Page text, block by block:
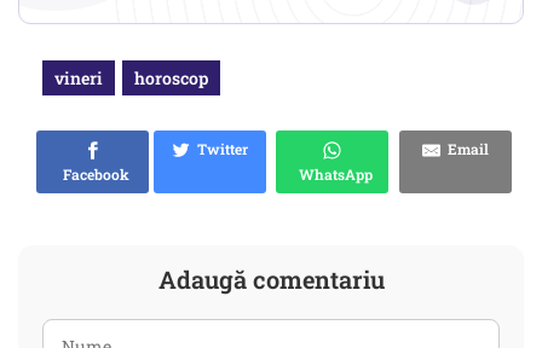
vineri horoscop
Facebook
Twitter
WhatsApp
Email
Adaugă comentariu